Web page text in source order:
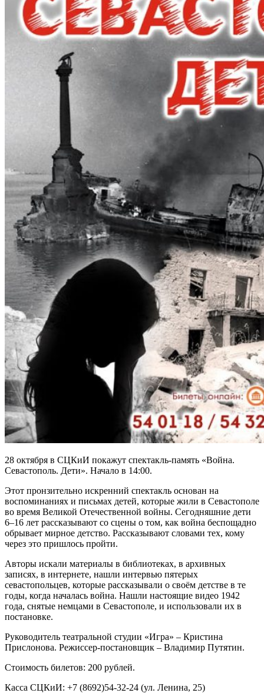
28 октября в СЦКиИ покажут спектакль-память «Война.
Севастополь. Дети». Начало в 14:00.
Этот пронзительно искренний спектакль основан на
воспоминаниях и письмах детей, которые жили в Севастополе
во время Великой Отечественной войны. Сегодняшние дети
6–16 лет рассказывают со сцены о том, как война беспощадно
обрывает мирное детство. Рассказывают словами тех, кому
через это пришлось пройти.
Авторы искали материалы в библиотеках, в архивных
записях, в интернете, нашли интервью пятерых
севастопольцев, которые рассказывали о своём детстве в те
годы, когда началась война. Нашли настоящие видео 1942
года, снятые немцами в Севастополе, и использовали их в
постановке.
Руководитель театральной студии «Игра» – Кристина
Прислонова. Режиссер-постановщик – Владимир Путятин.
Стоимость билетов: 200 рублей.
Касса СЦКиИ: +7 (8692)54-32-24 (ул. Ленина, 25)